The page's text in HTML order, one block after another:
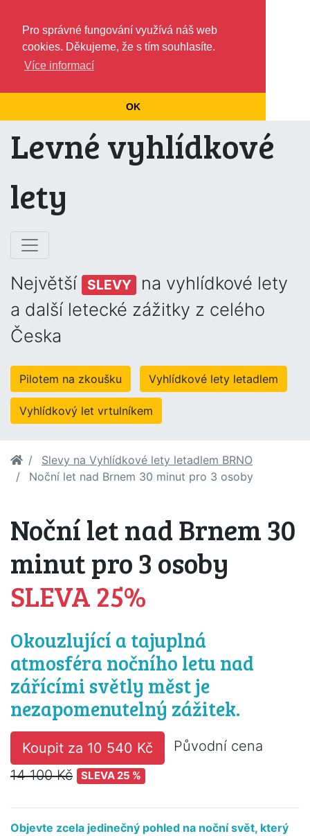
Pro správné fungování využívá náš web
cookies. Děkujeme, že s tím souhlasíte.
Více informací
OK
Levné vyhlídkové
lety
Největší SLEVY
na vyhlídkové lety
a další letecké zážitky z celého
Česka
Pilotem na zkoušku Vyhlídkové lety letadlem
Vyhlídkový let vrtulníkem
Slevy na Vyhlídkové lety letadlem BRNO
Noční let nad Brnem 30 minut pro 3 osoby
Noční let nad Brnem 30
minut pro 3 osoby
SLEVA 25%
Okouzlující a tajuplná
atmosféra nočního letu nad
zářícími světly měst je
nezapomenutelný zážitek.
Koupit za 10 540 Kč
Původní cena
14 100 Kč
SLEVA 25 %
Objevte zcela jedinečný pohled na noční svět, který